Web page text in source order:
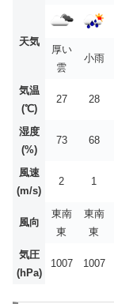
天気
厚い
雲
小雨
気温
(℃)
27 28
湿度
(%)
73 68
風速
(m/s)
2 1
風向
東南
東
東南
東
気圧
(hPa)
1007 1007